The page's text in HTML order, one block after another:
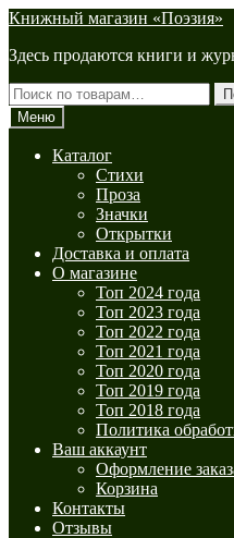
Перейти
навигации
Перейти
содержимому
Книжный магазин «Поэзия»
Здесь продаются книги и
Искать:
Меню
Каталог
Стихи
Проза
Значки
Открытки
Доставка и оплата
О магазине
Топ 2024 года
Топ 2023 года
Топ 2022 года
Топ 2021 года
Топ 2020 года
Топ 2019 года
Топ 2018 года
Политика
Ваш аккаунт
Оформление
Корзина
Контакты
Отзывы